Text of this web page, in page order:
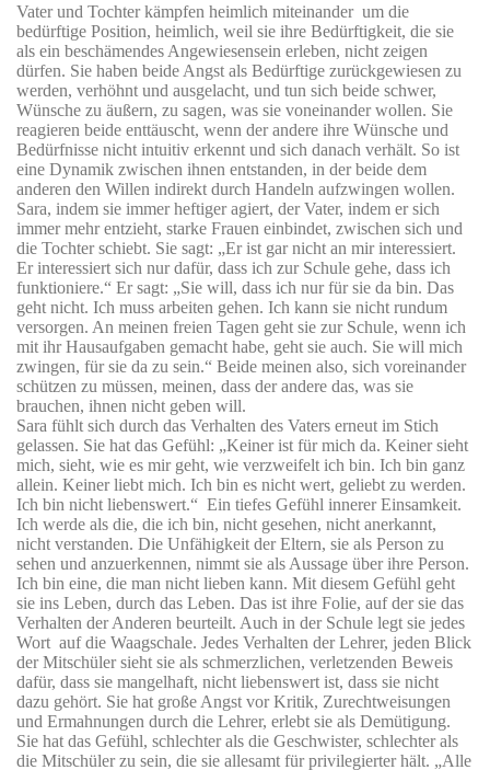
Vater und Tochter kämpfen heimlich miteinander um die
bedürftige Position, heimlich, weil sie ihre Bedürftigkeit, die sie
als ein beschämendes Angewiesensein erleben, nicht zeigen
dürfen. Sie haben beide Angst als Bedürftige zurückgewiesen zu
werden, verhöhnt und ausgelacht, und tun sich beide schwer,
Wünsche zu äußern, zu sagen, was sie voneinander wollen. Sie
reagieren beide enttäuscht, wenn der andere ihre Wünsche und
Bedürfnisse nicht intuitiv erkennt und sich danach verhält. So ist
eine Dynamik zwischen ihnen entstanden, in der beide dem
anderen den Willen indirekt durch Handeln aufzwingen wollen.
Sara, indem sie immer heftiger agiert, der Vater, indem er sich
immer mehr entzieht, starke Frauen einbindet, zwischen sich und
die Tochter schiebt. Sie sagt: „Er ist gar nicht an mir interessiert.
Er interessiert sich nur dafür, dass ich zur Schule gehe, dass ich
funktioniere.“ Er sagt: „Sie will, dass ich nur für sie da bin. Das
geht nicht. Ich muss arbeiten gehen. Ich kann sie nicht rundum
versorgen. An meinen freien Tagen geht sie zur Schule, wenn ich
mit ihr Hausaufgaben gemacht habe, geht sie auch. Sie will mich
zwingen, für sie da zu sein.“ Beide meinen also, sich voreinander
schützen zu müssen, meinen, dass der andere das, was sie
brauchen, ihnen nicht geben will.
Sara fühlt sich durch das Verhalten des Vaters erneut im Stich
gelassen. Sie hat das Gefühl: „Keiner ist für mich da. Keiner sieht
mich, sieht, wie es mir geht, wie verzweifelt ich bin. Ich bin ganz
allein. Keiner liebt mich. Ich bin es nicht wert, geliebt zu werden.
Ich bin nicht liebenswert.“ Ein tiefes Gefühl innerer Einsamkeit.
Ich werde als die, die ich bin, nicht gesehen, nicht anerkannt,
nicht verstanden. Die Unfähigkeit der Eltern, sie als Person zu
sehen und anzuerkennen, nimmt sie als Aussage über ihre Person.
Ich bin eine, die man nicht lieben kann. Mit diesem Gefühl geht
sie ins Leben, durch das Leben. Das ist ihre Folie, auf der sie das
Verhalten der Anderen beurteilt. Auch in der Schule legt sie jedes
Wort auf die Waagschale. Jedes Verhalten der Lehrer, jeden Blick
der Mitschüler sieht sie als schmerzlichen, verletzenden Beweis
dafür, dass sie mangelhaft, nicht liebenswert ist, dass sie nicht
dazu gehört. Sie hat große Angst vor Kritik, Zurechtweisungen
und Ermahnungen durch die Lehrer, erlebt sie als Demütigung.
Sie hat das Gefühl, schlechter als die Geschwister, schlechter als
die Mitschüler zu sein, die sie allesamt für privilegierter hält. „Alle